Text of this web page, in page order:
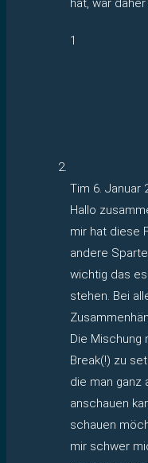
hat, war
1
Tim 6. Januar
Hallo
mir hat diese
andere
wichtig das
stehen. Bei
Die Mischung
Break(!) zu
die man ganz
anschauen
schauen
mir schwer